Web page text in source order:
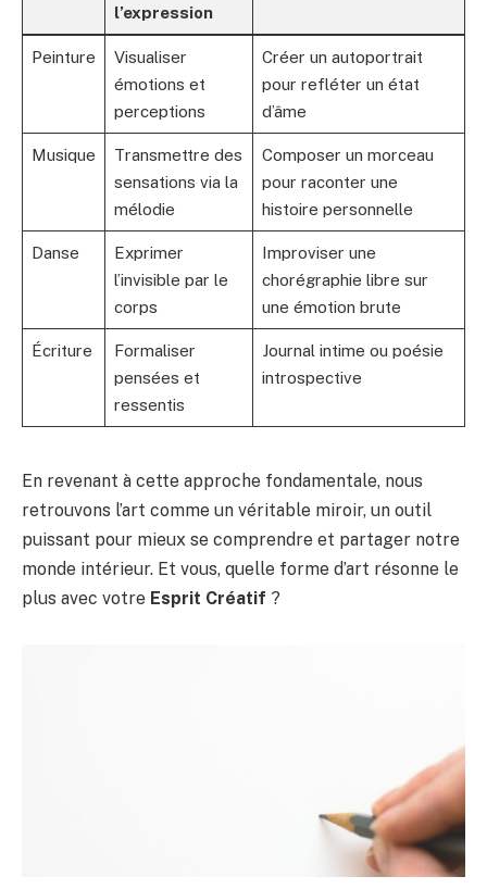
l’expression
Peinture
Visualiser
émotions et
perceptions
Créer un autoportrait
pour refléter un état
d’âme
Musique
Transmettre des
sensations via la
mélodie
Composer un morceau
pour raconter une
histoire personnelle
Danse
Exprimer
l’invisible par le
corps
Improviser une
chorégraphie libre sur
une émotion brute
Écriture
Formaliser
pensées et
ressentis
Journal intime ou poésie
introspective
En revenant à cette approche fondamentale, nous
retrouvons l’art comme un véritable miroir, un outil
puissant pour mieux se comprendre et partager notre
monde intérieur. Et vous, quelle forme d’art résonne le
plus avec votre Esprit Créatif ?